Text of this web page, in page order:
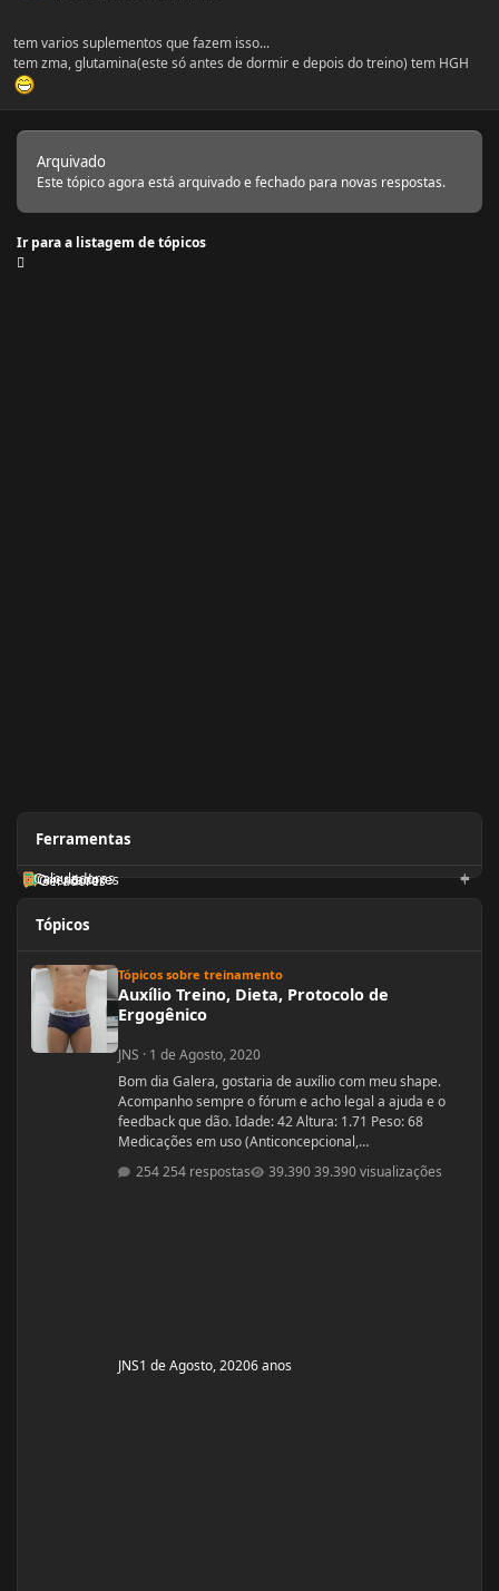
tem varios suplementos que fazem isso...
tem zma, glutamina(este só antes de dormir e depois do treino) tem HGH
Arquivado
Este tópico agora está arquivado e fechado para novas respostas.
Ir para a listagem de tópicos
Ferramentas
Geradores
Orientadores
Calculadoras
Tópicos
Tópicos sobre treinamento
Auxílio Treino, Dieta, Protocolo de
Ergogênico
JNS · 1 de Agosto, 2020
Bom dia Galera, gostaria de auxílio com meu shape.
Acompanho sempre o fórum e acho legal a ajuda e o
feedback que dão. Idade: 42 Altura: 1.71 Peso: 68
Medicações em uso (Anticoncepcional,
antidepressivo,anti hipertensivo, etc...): nenhuma
Problemas de Saúde e história de cirurgias: nenhuma
254 respostas 39.390 visualizações
JNS1 de Agosto, 20206 anos